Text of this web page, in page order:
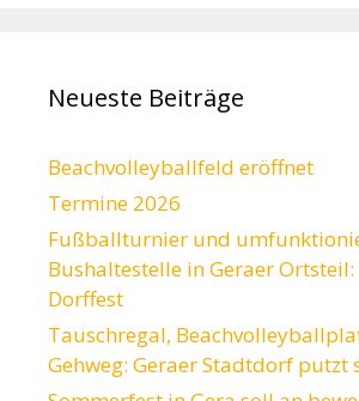
Neueste Beiträge
Beachvolleyballfeld eröffnet
Termine 2026
Fußballturnier und
Bushaltestelle in Geraer
Dorffest
Tauschregal,
Gehweg: Geraer Stadtdorf putzt